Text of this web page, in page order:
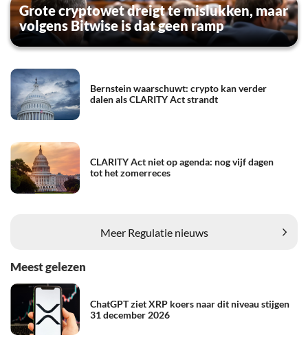
Grote cryptowet dreigt te mislukken, maar
volgens Bitwise is dat geen ramp
Bernstein waarschuwt: crypto kan verder
dalen als CLARITY Act strandt
CLARITY Act niet op agenda: nog vijf dagen
tot het zomerreces
Meer Regulatie nieuws
Meest gelezen
ChatGPT ziet XRP koers naar dit niveau stijgen
31 december 2026